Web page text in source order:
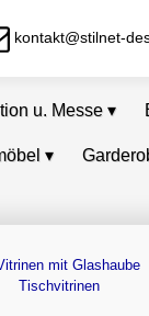
kontakt@stilnet-
Tischvitrinen
u. Messe ▾
▾